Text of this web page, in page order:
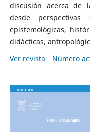
discusión acerca de
desde perspectivas
epistemológicas,
didácticas,
Ver revista
Número